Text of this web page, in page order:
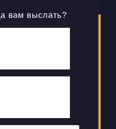
вам выслать?